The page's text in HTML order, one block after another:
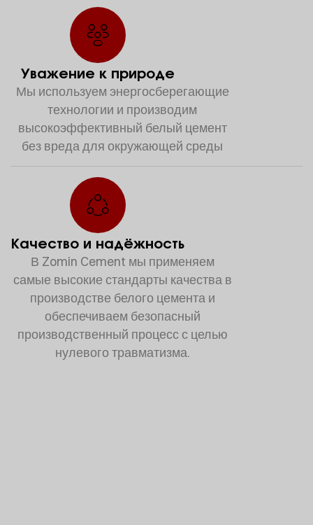
Уважение к природе
Мы используем энергосберегающие
технологии и производим
высокоэффективный белый цемент
без вреда для окружающей среды
Качество и надёжность
В Zomin Cement мы применяем
самые высокие стандарты качества в
производстве белого цемента и
обеспечиваем безопасный
производственный процесс с целью
нулевого травматизма.